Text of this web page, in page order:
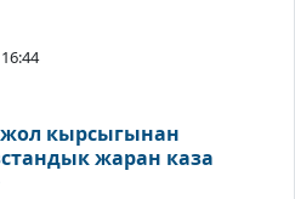
кырсыгынан
жаран каза